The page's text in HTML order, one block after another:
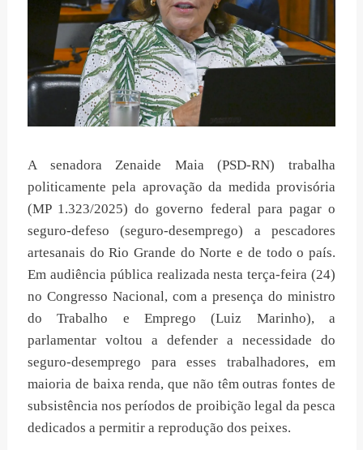
A senadora Zenaide Maia (PSD-RN) trabalha
politicamente pela aprovação da medida provisória
(MP 1.323/2025) do governo federal para pagar o
seguro-defeso (seguro-desemprego) a pescadores
artesanais do Rio Grande do Norte e de todo o país.
Em audiência pública realizada nesta terça-feira (24)
no Congresso Nacional, com a presença do ministro
do Trabalho e Emprego (Luiz Marinho), a
parlamentar voltou a defender a necessidade do
seguro-desemprego para esses trabalhadores, em
maioria de baixa renda, que não têm outras fontes de
subsistência nos períodos de proibição legal da pesca
dedicados a permitir a reprodução dos peixes.